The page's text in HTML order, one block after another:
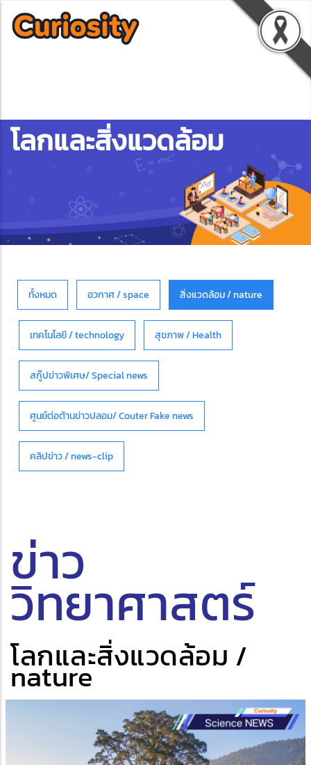
โลกและสิ่งแวดล้อม
ทั้งหมด อวกาศ / space สิ่งแวดล้อม / nature
เทคโนโลยี / technology สุขภาพ / Health
สกู๊ปข่าวพิเศษ/ Special news
ศูนย์ต่อต้านข่าวปลอม/ Couter Fake news
คลิปข่าว / news-clip
ข่าว
วิทยาศาสตร์
โลกและสิ่งแวดล้อม /
nature